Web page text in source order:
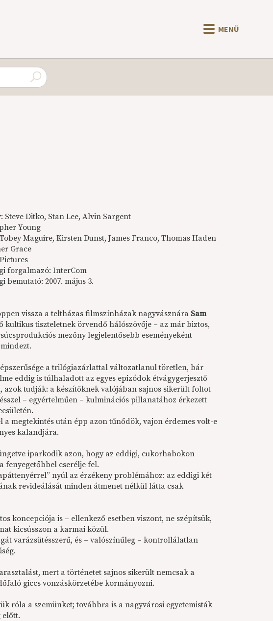
MENÜ
Steve Ditko, Stan Lee, Alvin Sargent
Young
Maguire, Kirsten Dunst, James Franco, Thomas Haden
Grace
forgalmazó: InterCom
bemutató: 2007. május 3.
vissza a teltházas filmszínházak nagyvásznára Sam
kultikus tiszteletnek örvendő hálószövője – az már biztos,
mezőny legjelentősebb eseményeként
a trilógiazárlattal változatlanul töretlen, bár
eddig is túlhaladott az egyes epizódok étvágygerjesztő
azok tudják: a készítőknek valójában sajnos sikerült foltot
– egyértelműen – kulminációs pillanatához érkezett
a megtekintés után épp azon tűnődök, vajon érdemes volt-e
kalandjára.
iparkodik azon, hogy az eddigi, cukorhabokon
fenyegetőbbel cserélje fel.
nyúl az érzékeny problémához: az eddigi két
revideálását minden átmenet nélkül látta csak
koncepciója is – ellenkező esetben viszont, ne szépítsük,
kicsússzon a karmai közül.
varázsütésszerű, és – valószínűleg – kontrollálatlan
mert a történetet sajnos sikerült nemcsak a
giccs vonzáskörzetébe kormányozni.
róla a szemünket; továbbra is a nagyvárosi egyetemisták
előtt.